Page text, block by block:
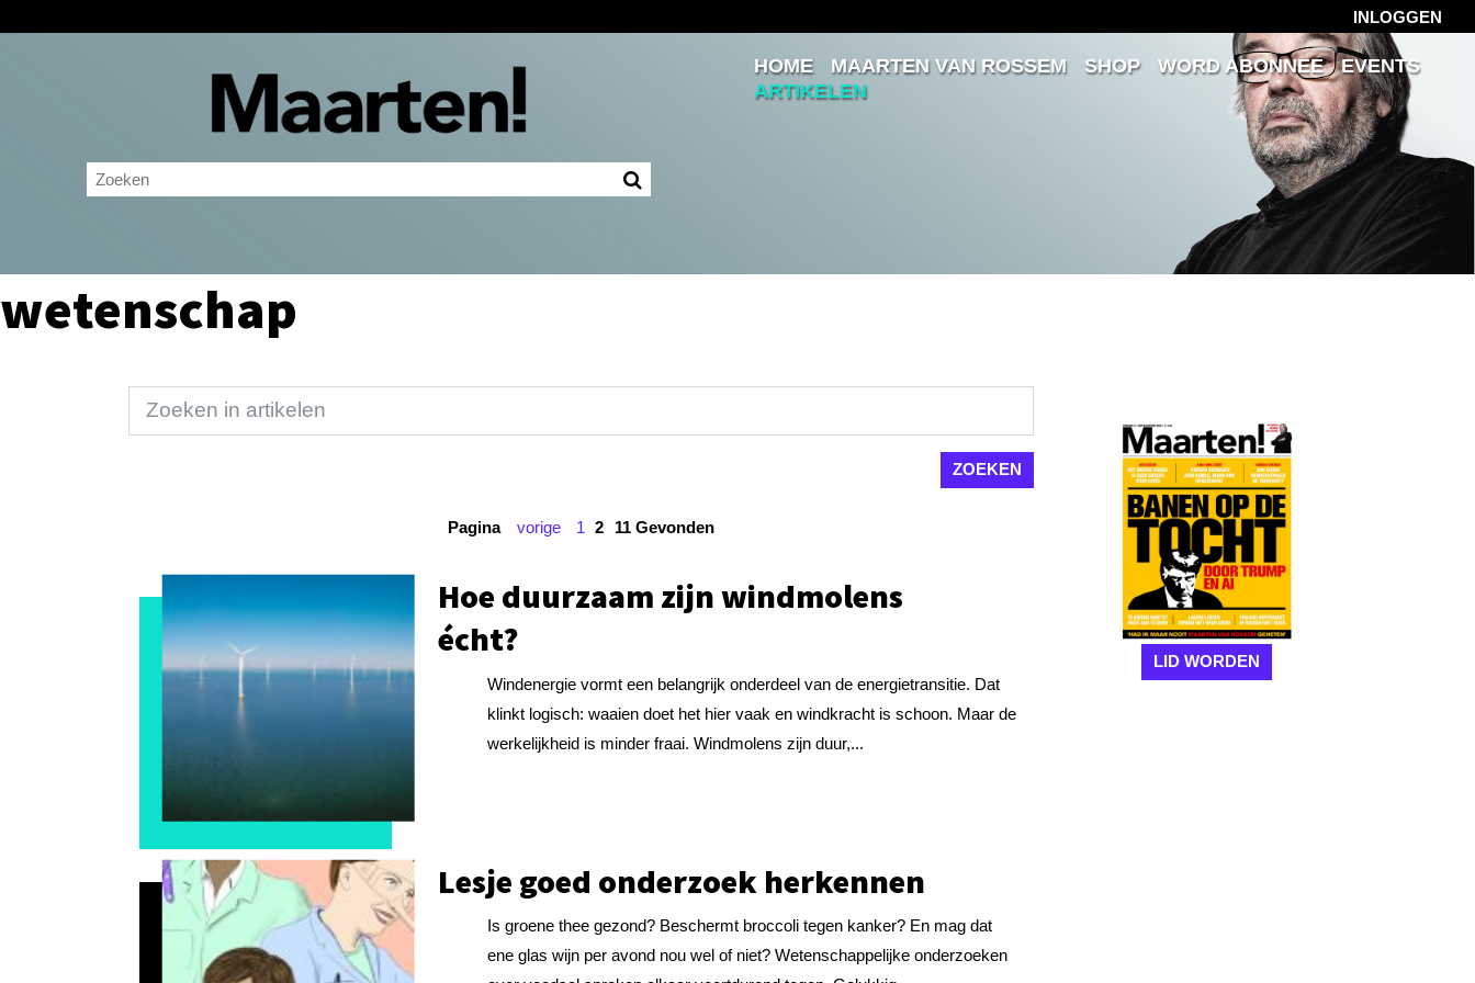
INLOGGEN
Inloggen
Ingelogd blijven
HOME MAARTEN VAN ROSSEM SHOP WORD ABONNEE
EVENTS
ARTIKELEN
wetenschap
Pagina vorige 1 2 11 Gevonden
Hoe duurzaam zijn windmolens
écht?
Windenergie vormt een belangrijk onderdeel van de energietransitie. Dat
klinkt logisch: waaien doet het hier vaak en windkracht is schoon. Maar de
werkelijkheid is minder fraai. Windmolens zijn duur,...
Lesje goed onderzoek herkennen
Is groene thee gezond? Beschermt broccoli tegen kanker? En mag dat
ene glas wijn per avond nou wel of niet? Wetenschappelijke onderzoeken
LID WORDEN